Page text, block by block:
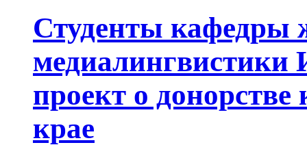
Студенты кафедры
проект о
крае